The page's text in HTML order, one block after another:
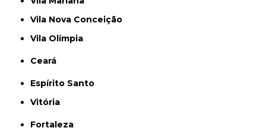
Vila Nova Conceição
Vila Olímpia
Ceará
Espírito Santo
Vitória
Fortaleza